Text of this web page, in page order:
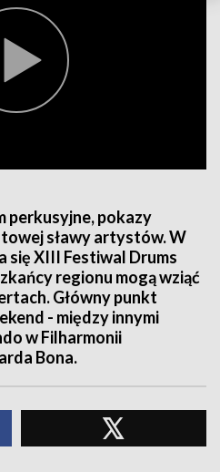
perkusyjne, pokazy
sławy artystów. W
się XIII Festiwal Drums
regionu mogą wziąć
Główny punkt
- między innymi
w Filharmonii
Bona.